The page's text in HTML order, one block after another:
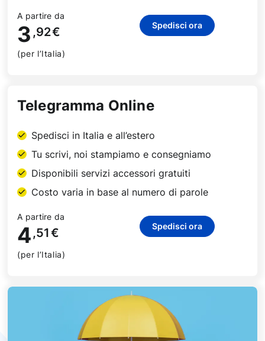
A partire da
3 ,92€
(per l’Italia)
Spedisci ora
Telegramma Online
Spedisci in Italia e all’estero
Tu scrivi, noi stampiamo e consegniamo
Disponibili servizi accessori gratuiti
Costo varia in base al numero di parole
A partire da
4 ,51€
(per l’Italia)
Spedisci ora